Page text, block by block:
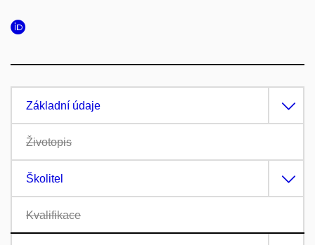
Základní údaje
Životopis
Školitel
Kvalifikace